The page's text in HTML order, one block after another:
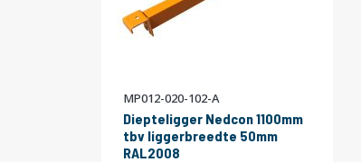
MP012-020-102-A
Diepteligger Nedcon 1100mm
tbv liggerbreedte 50mm
RAL2008